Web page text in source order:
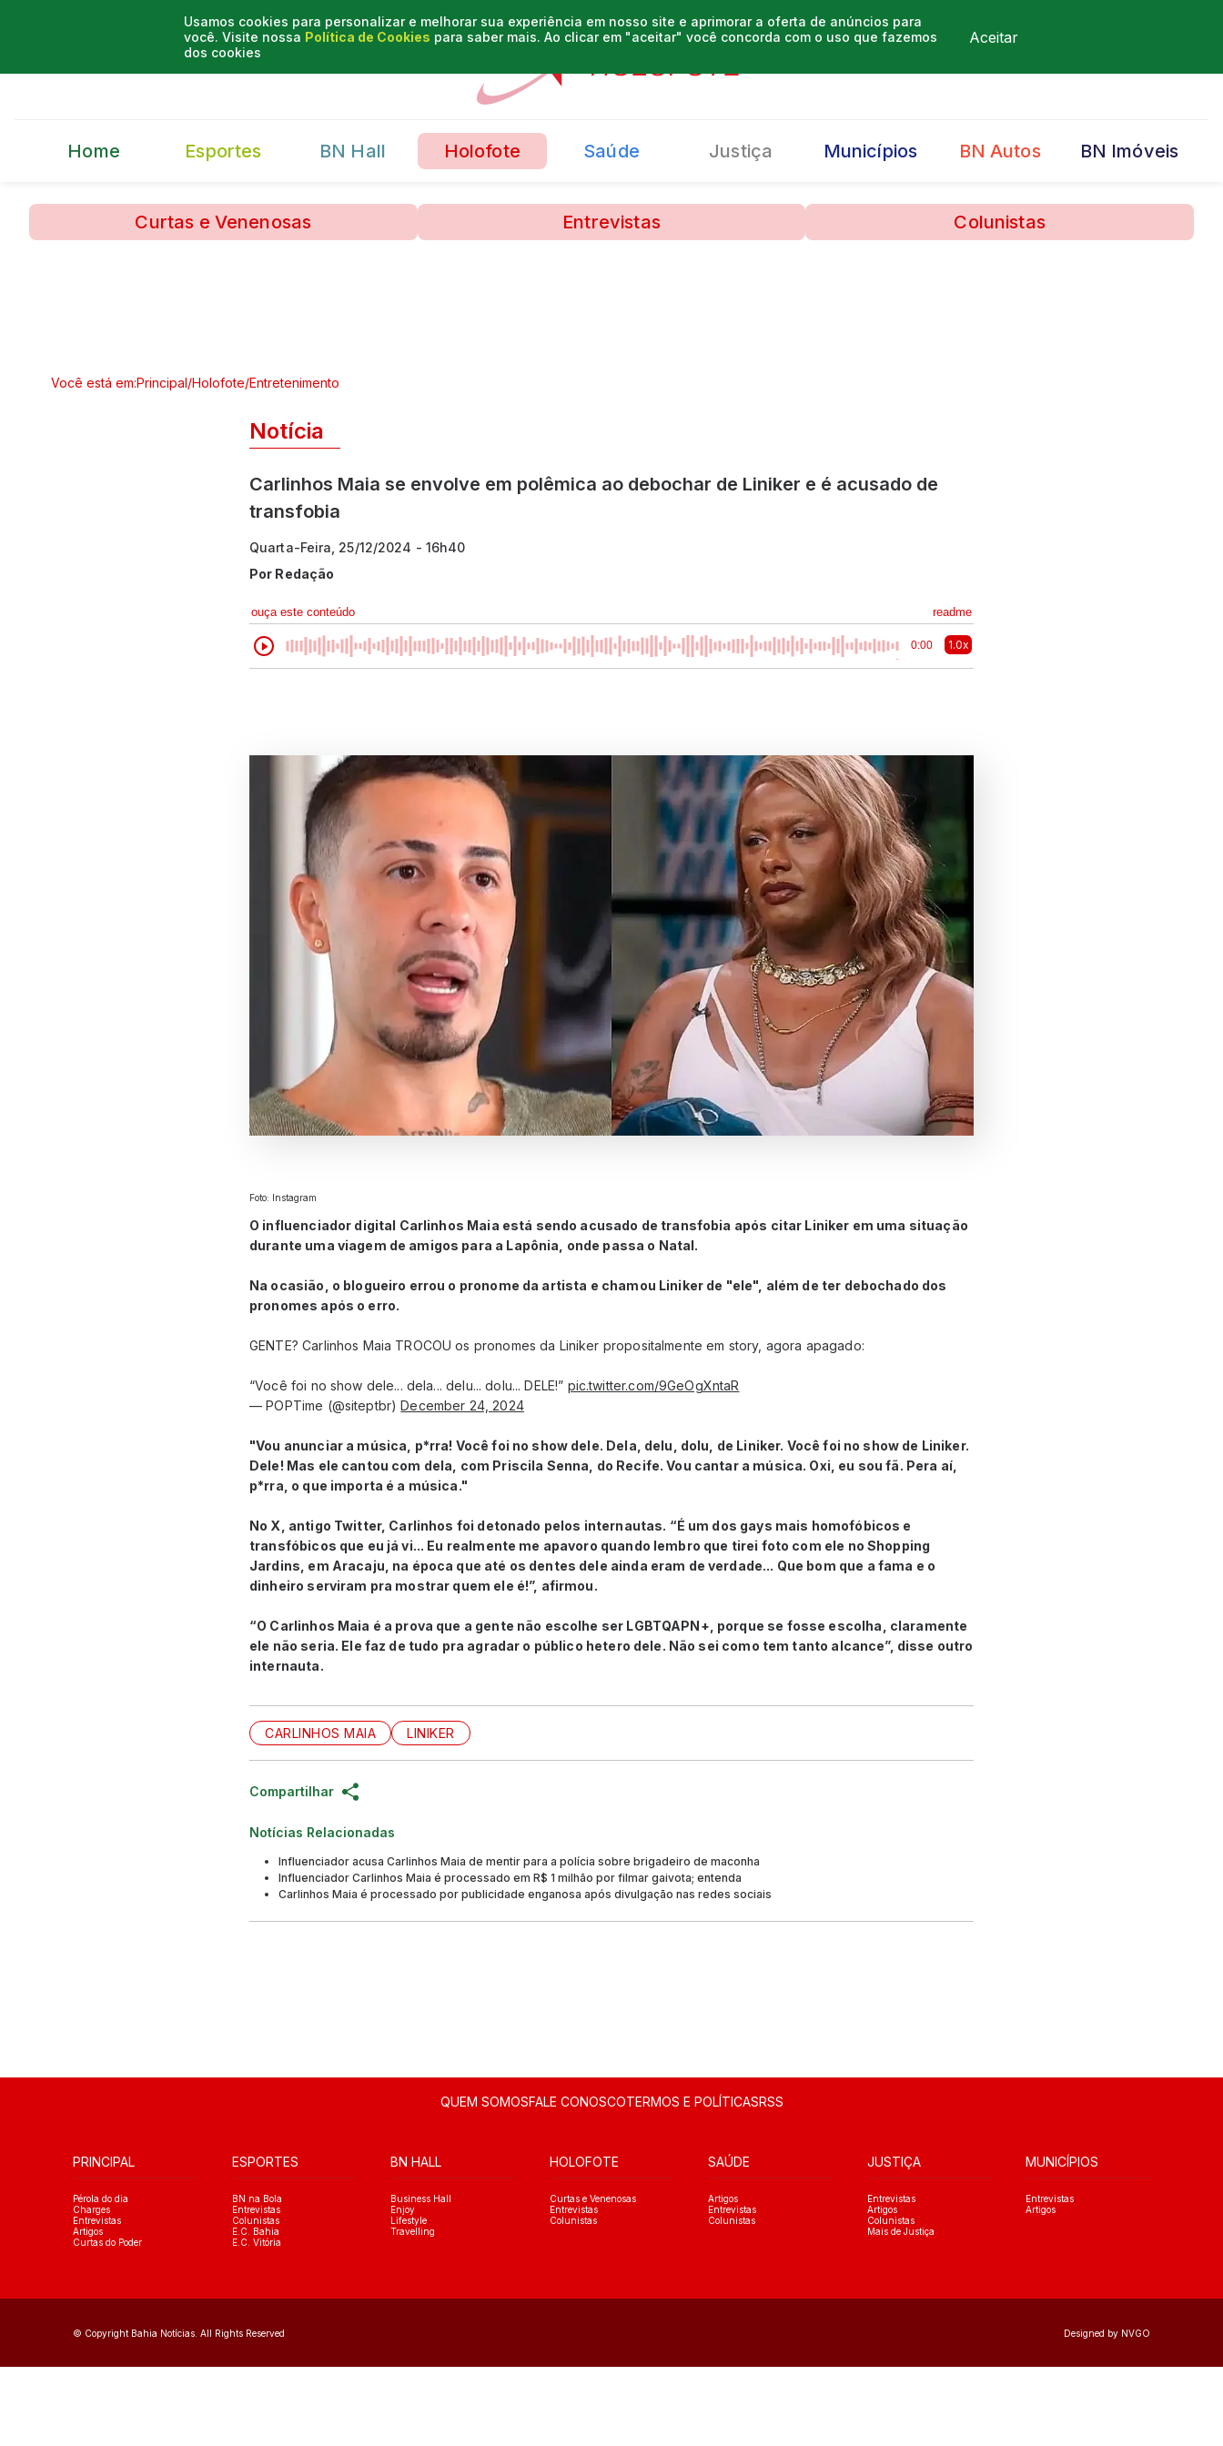
Usamos cookies para personalizar e melhorar sua experiência em nosso site e aprimorar a oferta de anúncios para
você. Visite nossa Política de Cookies para saber mais. Ao clicar em "aceitar" você concorda com o uso que fazemos
dos cookies
Aceitar
Home Esportes BN Hall Holofote Saúde Justiça Municípios BN Autos BN Imóveis
Curtas e Venenosas Entrevistas Colunistas
Você está em:Principal/Holofote/Entretenimento
Notícia
Carlinhos Maia se envolve em polêmica ao debochar de Liniker e é acusado de
transfobia
Quarta-Feira, 25/12/2024 - 16h40
Por Redação
ouça este conteúdo readme
0:00 1.0x
Foto: Instagram
O influenciador digital Carlinhos Maia está sendo acusado de transfobia após citar Liniker em uma situação
durante uma viagem de amigos para a Lapônia, onde passa o Natal.
Na ocasião, o blogueiro errou o pronome da artista e chamou Liniker de "ele", além de ter debochado dos
pronomes após o erro.
GENTE? Carlinhos Maia TROCOU os pronomes da Liniker propositalmente em story, agora apagado:
“Você foi no show dele... dela... delu... dolu... DELE!” pic.twitter.com/9GeOgXntaR
— POPTime (@siteptbr)December 24, 2024
"Vou anunciar a música, p*rra! Você foi no show dele. Dela, delu, dolu, de Liniker. Você foi no show de Liniker.
Dele! Mas ele cantou com dela, com Priscila Senna, do Recife. Vou cantar a música. Oxi, eu sou fã. Pera aí,
p*rra, o que importa é a música."
No X, antigo Twitter, Carlinhos foi detonado pelos internautas. “É um dos gays mais homofóbicos e
transfóbicos que eu já vi... Eu realmente me apavoro quando lembro que tirei foto com ele no Shopping
Jardins, em Aracaju, na época que até os dentes dele ainda eram de verdade... Que bom que a fama e o
dinheiro serviram pra mostrar quem ele é!”, afirmou.
“O Carlinhos Maia é a prova que a gente não escolhe ser LGBTQAPN+, porque se fosse escolha, claramente
ele não seria. Ele faz de tudo pra agradar o público hetero dele. Não sei como tem tanto alcance”, disse outro
internauta.
CARLINHOS MAIA LINIKER
Compartilhar
Notícias Relacionadas
Influenciador acusa Carlinhos Maia de mentir para a polícia sobre brigadeiro de maconha
Influenciador Carlinhos Maia é processado em R$ 1 milhão por filmar gaivota; entenda
Carlinhos Maia é processado por publicidade enganosa após divulgação nas redes sociais
QUEM SOMOSFALE CONOSCOTERMOS E POLÍTICASRSS
PRINCIPAL
Pérola do dia
Charges
Entrevistas
Artigos
Curtas do Poder
ESPORTES
BN na Bola
Entrevistas
Colunistas
E.C. Bahia
E.C. Vitória
BN HALL
Business Hall
Enjoy
Lifestyle
Travelling
HOLOFOTE
Curtas e Venenosas
Entrevistas
Colunistas
SAÚDE
Artigos
Entrevistas
Colunistas
JUSTIÇA
Entrevistas
Artigos
Colunistas
Mais de Justiça
MUNICÍPIOS
Entrevistas
Artigos
© Copyright Bahia Notícias. All Rights Reserved Designed by NVGO